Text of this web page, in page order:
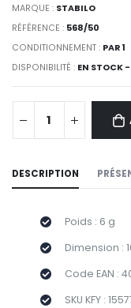
MARQUE : STABILO
RÉFÉRENCE : 568/50
CONDITIONNEMENT : PAR 1
DISPONIBILITÉ : EN STOCK
DESCRIPTION
Poids : 6 g
Dimension :
Code EAN :
SKU KFY :